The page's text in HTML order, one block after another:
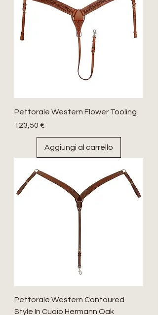
Pettorale Western Flower Tooling
Prezzo
123,50 €
Aggiungi al carrello
Pettorale Western Contoured
Style In Cuoio Hermann Oak